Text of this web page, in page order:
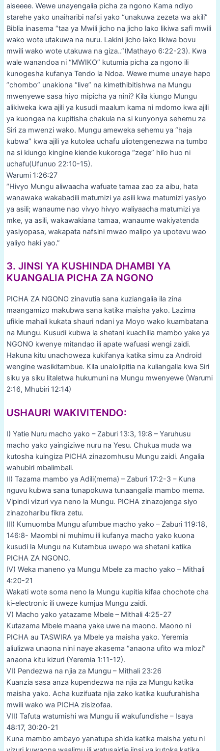
aiseeee. Wewe unayengalia picha za ngono Kama ndiyo
starehe yako unaiharibi nafsi yako “unakuwa zezeta wa akili”
Biblia inasema “taa ya Mwili jicho na jicho lako likiwa safi mwili
wako wote utakuwa na nuru. Lakini jicho lako likiwa bovu
mwili wako wote utakuwa na giza..”(Mathayo 6:22-23). Kwa
wale wanandoa ni “MWIKO” kutumia picha za ngono ili
kunogesha kufanya Tendo la Ndoa. Wewe mume unaye hapo
“chombo” unakiona “live” na kimethibitishwa na Mungu
mwenyewe sasa hiyo mipicha ya nini? Kila kiungo Mungu
alikiweka kwa ajili ya kusudi maalum kama ni mdomo kwa ajili
ya kuongea na kupitisha chakula na si kunyonya sehemu za
Siri za mwenzi wako. Mungu ameweka sehemu ya “haja
kubwa” kwa ajili ya kutolea uchafu uliotengenezwa na tumbo
na si kiungo kingine kiende kukoroga “zege” hilo huo ni
uchafu(Ufunuo 22:10-15).
Warumi 1:26:27
“Hivyo Mungu aliwaacha wafuate tamaa zao za aibu, hata
wanawake wakabadili matumizi ya asili kwa matumizi yasiyo
ya asili; wanaume nao vivyo hivyo waliyaacha matumizi ya
mke, ya asili, wakawakiana tamaa, wanaume wakiyatenda
yasiyopasa, wakapata nafsini mwao malipo ya upotevu wao
yaliyo haki yao.”
3. JINSI YA KUSHINDA DHAMBI YA
KUANGALIA PICHA ZA NGONO
PICHA ZA NGONO zinavutia sana kuziangalia ila zina
maangamizo makubwa sana katika maisha yako. Lazima
ufikie mahali kukata shauri ndani ya Moyo wako kuambatana
na Mungu. Kusudi kubwa la shetani kuachilia mambo yake ya
NGONO kwenye mitandao ili apate wafuasi wengi zaidi.
Hakuna kitu unachoweza kukifanya katika simu za Android
wengine wasikitambue. Kila unalolipitia na kuliangalia kwa Siri
siku ya siku litaletwa hukumuni na Mungu mwenyewe (Warumi
2:16, Mhubiri 12:14)
USHAURI WAKIVITENDO:
I) Yatie Nuru macho yako – Zaburi 13:3, 19:8 – Yaruhusu
macho yako yaingiziwe nuru na Yesu. Chukua muda wa
kutosha kuingiza PICHA zinazomhusu Mungu zaidi. Angalia
wahubiri mbalimbali.
II) Tazama mambo ya Adili(mema) – Zaburi 17:2-3 – Kuna
nguvu kubwa sana tunapokuwa tunaangalia mambo mema.
Vipindi vizuri vya neno la Mungu. PICHA zinazojenga siyo
zinazoharibu fikra zetu.
III) Kumuomba Mungu afumbue macho yako – Zaburi 119:18,
146:8- Maombi ni muhimu ili kufanya macho yako kuona
kusudi la Mungu na Kutambua uwepo wa shetani katika
PICHA ZA NGONO.
IV) Weka maneno ya Mungu Mbele za macho yako – Mithali
4:20-21
Wakati wote soma neno la Mungu kupitia kifaa chochote cha
ki-electronic ili uweze kumjua Mungu zaidi.
V) Macho yako yatazame Mbele – Mithali 4:25-27
Kutazama Mbele maana yake uwe na maono. Maono ni
PICHA au TASWIRA ya Mbele ya maisha yako. Yeremia
aliulizwa unaona nini naye akasema “anaona ufito wa mlozi”
anaona kitu kizuri (Yeremia 1:11-12).
VI) Pendezwa na njia za Mungu – Mithali 23:26
Kuanzia sasa anza kupendezwa na njia za Mungu katika
maisha yako. Acha kuzifuata njia zako katika kuufurahisha
mwili wako wa PICHA zisizofaa.
VII) Tafuta watumishi wa Mungu ili wakufundishe – Isaya
48:17, 30:20-21
Kuna mambo ambayo yanatupa shida katika maisha yetu ni